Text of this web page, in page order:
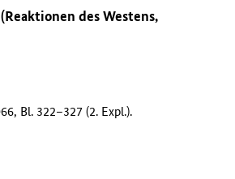
des Westens,
Bl. 322–327 (2. Expl.).